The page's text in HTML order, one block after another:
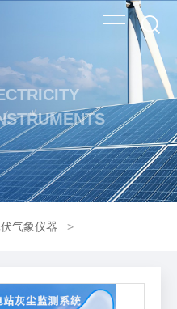
气象仪器 >